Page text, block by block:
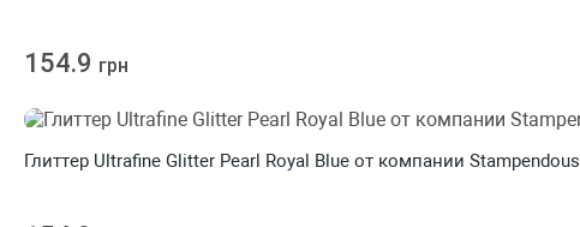
154.9 грн
Глиттер Ultrafine Glitter Pearl Royal Blue от компании Stampendous